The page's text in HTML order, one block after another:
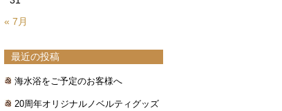
« 7月
最近の投稿
海水浴をご予定のお客様へ
20周年オリジナルノベルティグッズ